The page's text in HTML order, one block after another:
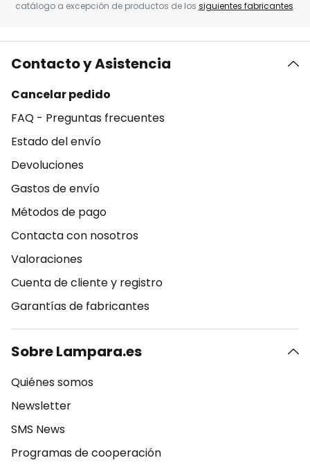
catálogo a excepción de productos de los siguientes fabricantes.
Contacto y Asistencia
Cancelar pedido
FAQ - Preguntas frecuentes
Estado del envío
Devoluciones
Gastos de envío
Métodos de pago
Contacta con nosotros
Valoraciones
Cuenta de cliente y registro
Garantías de fabricantes
Sobre Lampara.es
Quiénes somos
Newsletter
SMS News
Programas de cooperación